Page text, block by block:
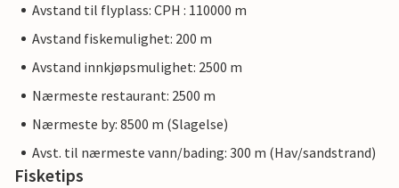
Avstand til flyplass: CPH : 110000 m
Avstand fiskemulighet: 200 m
Avstand innkjøpsmulighet: 2500 m
Nærmeste restaurant: 2500 m
Nærmeste by: 8500 m (Slagelse)
Avst. til nærmeste vann/bading: 300 m (Hav/sandstrand)
Fisketips